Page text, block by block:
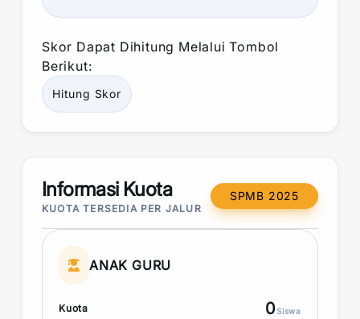
Skor Dapat Dihitung Melalui Tombol
Berikut:
Hitung Skor
Informasi Kuota
KUOTA TERSEDIA PER JALUR
SPMB 2025
ANAK GURU
Kuota 0Siswa